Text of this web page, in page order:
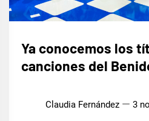
Ya conocemos los
canciones del
Claudia Fernández 3